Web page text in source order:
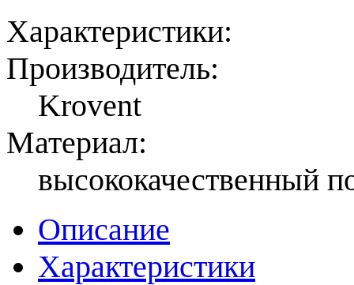
Характеристики:
Производитель:
Krovent
Материал:
высококачественный
Описание
Характеристики